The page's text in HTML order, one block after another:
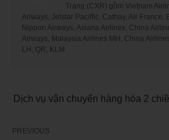
Trang (CXR) gồm Vietnam
Ariways, Jetstar Paciffic, Cathay, Air France,
Nippon Airways, Asiana Airlines, China
Airways, Malaysia Airlines MH, China
LH, QR, KLM
Dịch vụ vận chuyển hàng hóa 2
PREVIOUS